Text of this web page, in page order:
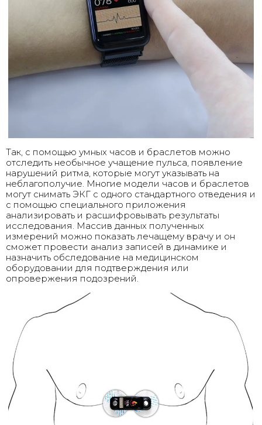
Так, с помощью умных часов и браслетов можно
отследить необычное учащение пульса, появление
нарушений ритма, которые могут указывать на
неблагополучие. Многие модели часов и браслетов
могут снимать ЭКГ с одного стандартного отведения и
с помощью специального приложения
анализировать и расшифровывать результаты
исследования. Массив данных полученных
измерений можно показать лечащему врачу и он
сможет провести анализ записей в динамике и
назначить обследование на медицинском
оборудовании для подтверждения или
опровержения подозрений.